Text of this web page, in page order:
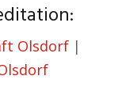
Olsdorf |